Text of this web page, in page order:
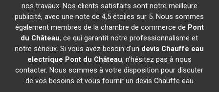
nos travaux. Nos clients satisfaits sont notre meilleure
publicité, avec une note de 4,5 étoiles sur 5. Nous sommes
également membres de la chambre de commerce de Pont
du Château, ce qui garantit notre professionnalisme et
notre sérieux. Si vous avez besoin d'un devis Chauffe eau
electrique Pont du Château, n'hésitez pas à nous
contacter. Nous sommes à votre disposition pour discuter
de vos besoins et vous fournir un devis Chauffe eau